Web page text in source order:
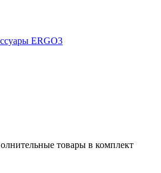
ERGO3
товары в комплект